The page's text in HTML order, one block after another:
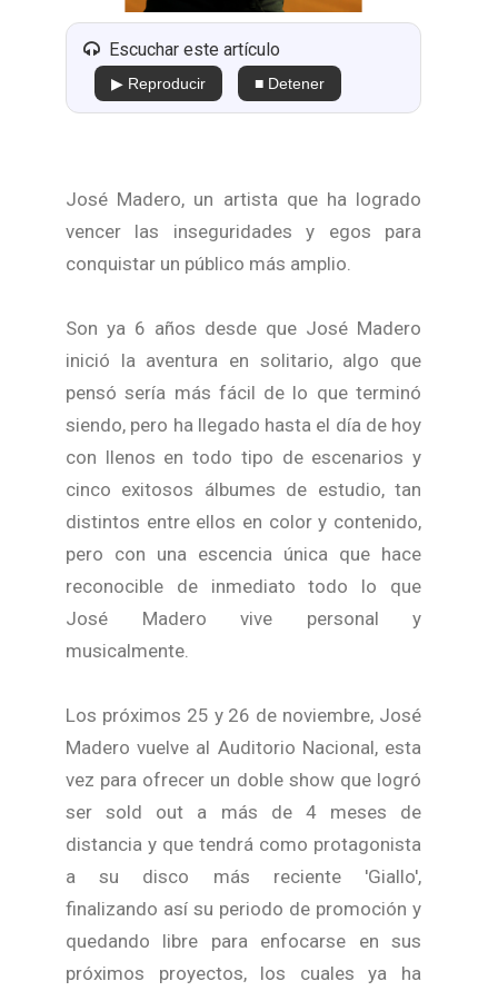
Escuchar este artículo
▶ Reproducir ■ Detener
José Madero, un artista que ha logrado
vencer las inseguridades y egos para
conquistar un público más amplio.
Son ya 6 años desde que José Madero
inició la aventura en solitario, algo que
pensó sería más fácil de lo que terminó
siendo, pero ha llegado hasta el día de hoy
con llenos en todo tipo de escenarios y
cinco exitosos álbumes de estudio, tan
distintos entre ellos en color y contenido,
pero con una escencia única que hace
reconocible de inmediato todo lo que
José Madero vive personal y
musicalmente.
Los próximos 25 y 26 de noviembre, José
Madero vuelve al Auditorio Nacional, esta
vez para ofrecer un doble show que logró
ser sold out a más de 4 meses de
distancia y que tendrá como protagonista
a su disco más reciente 'Giallo',
finalizando así su periodo de promoción y
quedando libre para enfocarse en sus
próximos proyectos, los cuales ya ha